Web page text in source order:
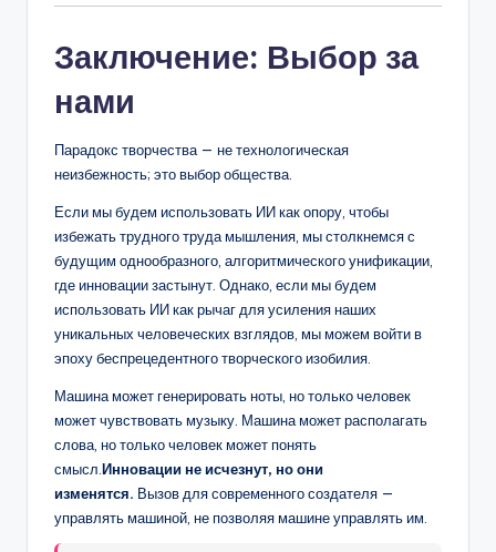
Заключение: Выбор за
нами
Парадокс творчества — не технологическая
неизбежность; это выбор общества.
Если мы будем использовать ИИ как опору, чтобы
избежать трудного труда мышления, мы столкнемся с
будущим однообразного, алгоритмического унификации,
где инновации застынут. Однако, если мы будем
использовать ИИ как рычаг для усиления наших
уникальных человеческих взглядов, мы можем войти в
эпоху беспрецедентного творческого изобилия.
Машина может генерировать ноты, но только человек
может чувствовать музыку. Машина может располагать
слова, но только человек может понять
смысл. Инновации не исчезнут, но они
изменятся. Вызов для современного создателя —
управлять машиной, не позволяя машине управлять им.